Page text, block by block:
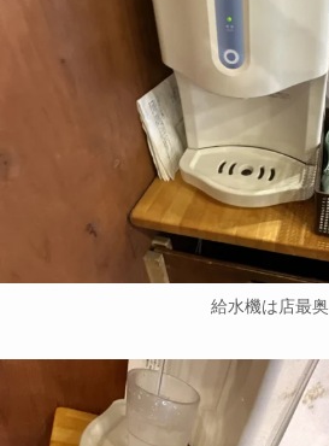
給水機は店最奥